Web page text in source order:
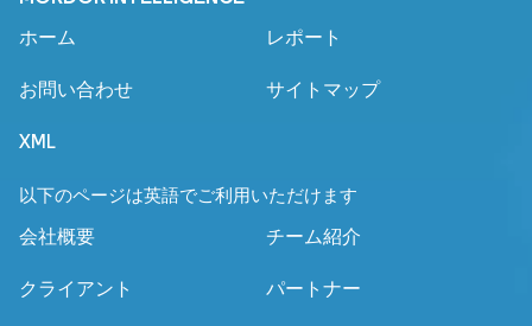
ホーム レポート
お問い合わせ サイトマップ
XML
以下のページは英語でご利用いただけます
会社概要 チーム紹介
クライアント パートナー